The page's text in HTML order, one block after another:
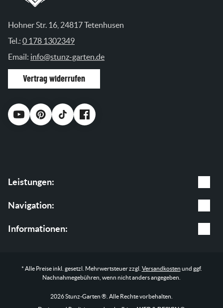
Hohner Str. 16, 24817 Tetenhusen
Tel.: 0 178 1302349
Email: info@stunz-garten.de
Vertrag widerrufen
Leistungen:
Gartenpflege
Baumpflege
Navigation:
Leistungen
Informationen:
Impressum
Datenschutz
* Alle Preise inkl. gesetzl. Mehrwertsteuer zzgl. Versandkosten und ggf.
Nachnahmegebühren, wenn nicht anders angegeben.
2026 Stunz-Garten ®. Alle Rechte vorbehalten.